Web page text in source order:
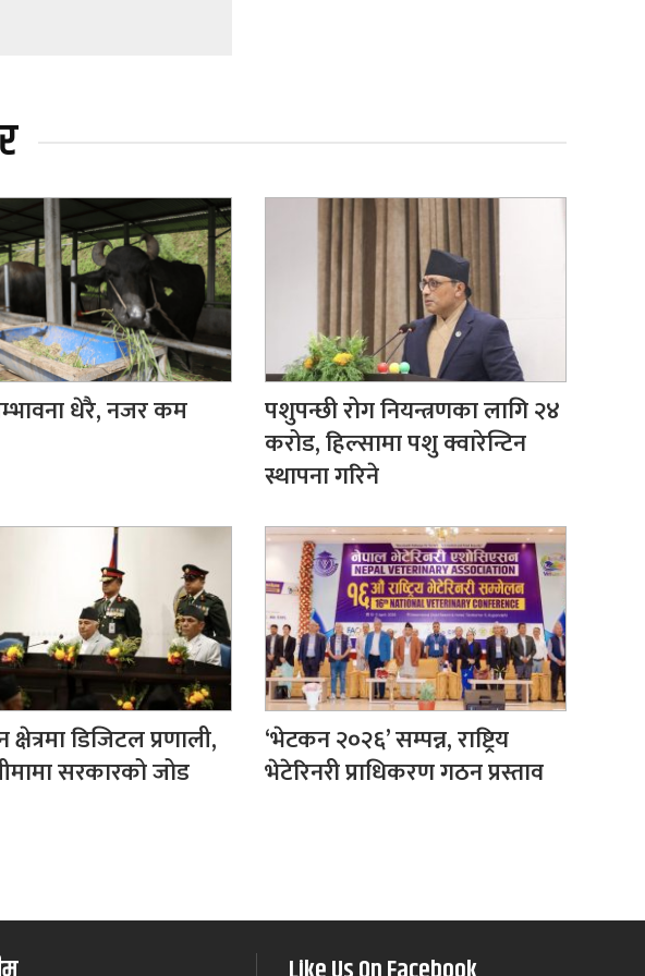
धेरै, नजर कम
पशुपन्छी रोग नियन्त्रणका लागि २४
करोड, हिल्सामा पशु क्वारेन्टिन
स्थापना गरिने
डिजिटल प्रणाली,
सरकारको जोड
‘भेटकन २०२६’ सम्पन्न, राष्ट्रिय
भेटेरिनरी प्राधिकरण गठन प्रस्ताव